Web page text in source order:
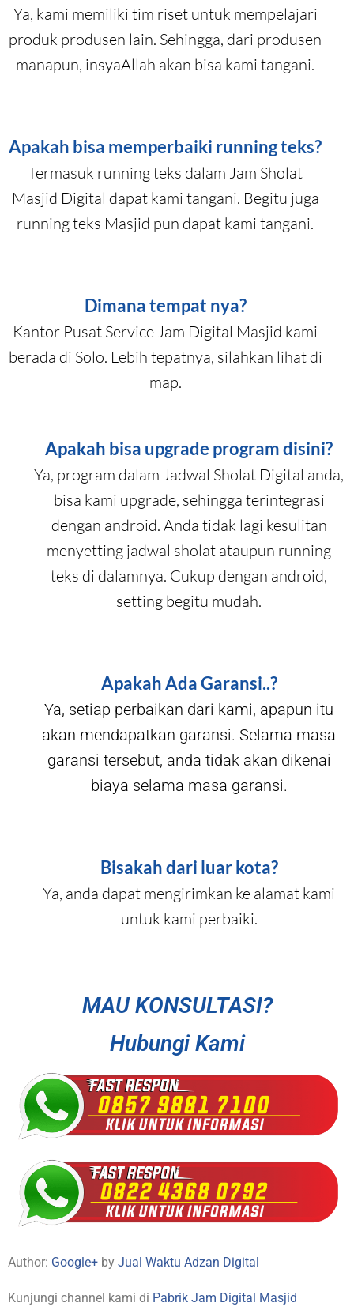
Ya, kami memiliki tim riset untuk mempelajari
produk produsen lain. Sehingga, dari produsen
manapun, insyaAllah akan bisa kami tangani.
Apakah bisa memperbaiki running teks?
Termasuk running teks dalam Jam Sholat
Masjid Digital dapat kami tangani. Begitu juga
running teks Masjid pun dapat kami tangani.
Dimana tempat nya?
Kantor Pusat Service Jam Digital Masjid kami
berada di Solo. Lebih tepatnya, silahkan lihat di
map.
Apakah bisa upgrade program disini?
Ya, program dalam Jadwal Sholat Digital anda,
bisa kami upgrade, sehingga terintegrasi
dengan android. Anda tidak lagi kesulitan
menyetting jadwal sholat ataupun running
teks di dalamnya. Cukup dengan android,
setting begitu mudah.
Apakah Ada Garansi..?
Ya, setiap perbaikan dari kami, apapun itu
akan mendapatkan garansi. Selama masa
garansi tersebut, anda tidak akan dikenai
biaya selama masa garansi.
Bisakah dari luar kota?
Ya, anda dapat mengirimkan ke alamat kami
untuk kami perbaiki.
MAU KONSULTASI?
Hubungi Kami
Author: Google+ by Jual Waktu Adzan Digital
Kunjungi channel kami di Pabrik Jam Digital Masjid